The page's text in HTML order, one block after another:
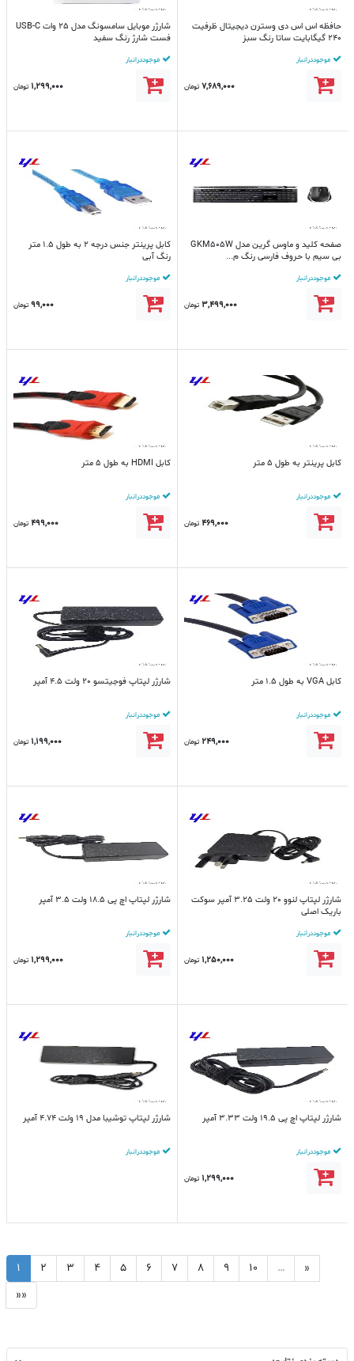
حافظه اس اس دی وسترن دیجیتال ظرفیت
240 گیگابایت ساتا رنگ سبز
موجود در انبار
7,689,000 تومان
شارژر موبایل سامسونگ مدل 25 وات USB-C
فست شارژ رنگ سفید
موجود در انبار
1,299,000 تومان
صفحه کلید و ماوس گرین مدل GKM505W
بی سیم با حروف فارسی رنگ م...
موجود در انبار
3,499,000 تومان
کابل پرینتر جنس درجه 2 به طول 1.5 متر
رنگ آبی
موجود در انبار
99,000 تومان
کابل پرینتر به طول 5 متر
موجود در انبار
469,000 تومان
کابل HDMI به طول 5 متر
موجود در انبار
499,000 تومان
کابل VGA به طول 1.5 متر
موجود در انبار
249,000 تومان
شارژر لپتاپ فوجیتسو 20 ولت 4.5 آمپر
موجود در انبار
1,199,000 تومان
شارژر لپتاپ لنوو 20 ولت 3.25 آمپر سوکت
باریک اصلی
موجود در انبار
1,250,000 تومان
شارژر لپتاپ اچ پی 18.5 ولت 3.5 آمپر
موجود در انبار
1,299,000 تومان
شارژر لپتاپ اچ پی 19.5 ولت 3.33 آمپر
موجود در انبار
1,299,000 تومان
شارژر لپتاپ توشیبا مدل 19 ولت 4.74 آمپر
موجود در انبار
3 4 5 7 8 10 …
»»